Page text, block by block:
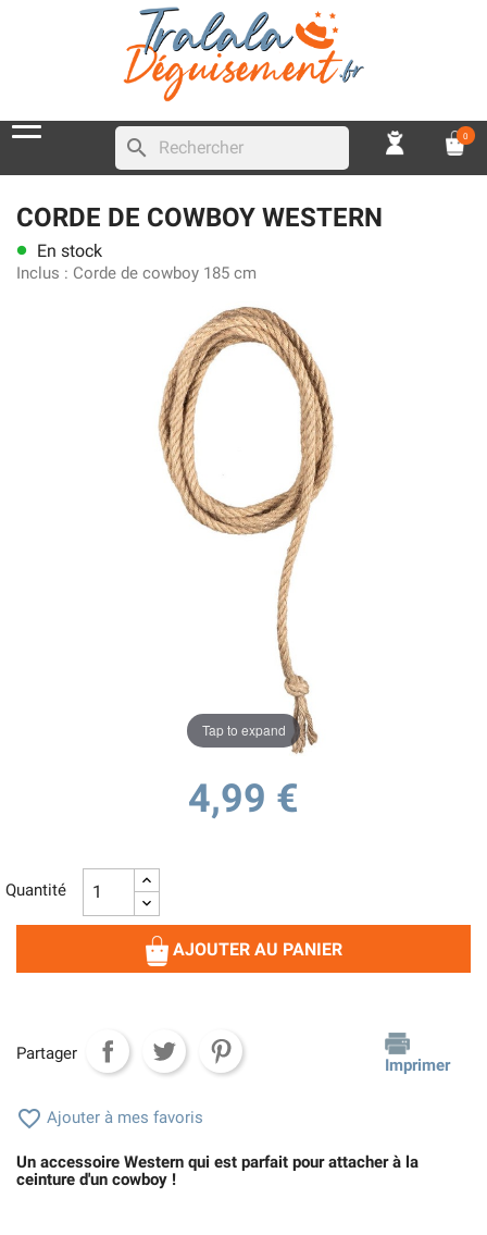
search 0
CORDE DE COWBOY WESTERN
lens En stock
Inclus : Corde de cowboy 185 cm
Tap to expand
4,99 €
Quantité
AJOUTER AU PANIER
Partager
Imprimer
 Ajouter à mes favoris
Un accessoire Western qui est parfait pour attacher à la
ceinture d'un cowboy !